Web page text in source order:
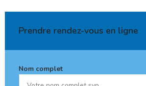
Prendre rendez-vous en ligne
Nom complet